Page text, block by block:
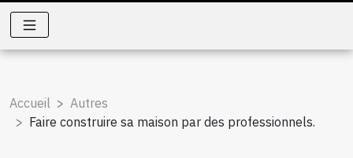
Accueil
Autres
Faire construire sa maison par des professionnels.